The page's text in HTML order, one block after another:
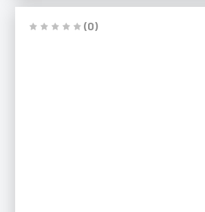
(0)